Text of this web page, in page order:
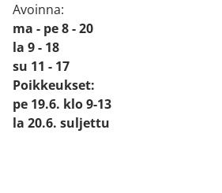
Avoinna:
ma - pe 8 - 20
la 9 - 18
su 11 - 17
Poikkeukset:
pe 19.6. klo 9-13
la 20.6. suljettu